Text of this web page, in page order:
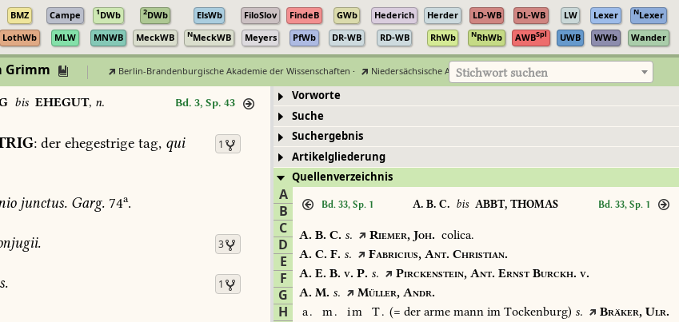
BMZ Campe 1DWb 2DWb ElsWb FiloSlov FindeB GWb Hederich Herder LD-WB DL-WB LW Lexer NLexer
LothWb MLW MNWB MeckWB NMeckWB Meyers PfWb DR-WB RD-WB RhWb NRhWb AWBSpl UWB WWb Wander
Grimm Berlin-Brandenburgische Akademie der Wissenschaften · Niedersächsische Akademie der Wissenschaften zu Göttingen
Stichwort suchen
bis EHEGUT, n. Bd. 3, Sp. 43
1
:derehegestrigetag, qui
junctus.Garg.74a.
3
1
Vorworte
Suche
Suchergebnis
Artikelgliederung
Quellenverzeichnis
A
B
C
D
E
F
G
H
Bd. 33, Sp. 1 A. B. C. bis ABBT, THOMAS Bd. 33, Sp. 1
A. B. C. s. Riemer, Joh. colica.
A. C. F. s. Fabricius, Ant. Christian.
A. E. B. v. P. s. Pirckenstein, Ant. ErnstBurckh. v.
A. M. s. Müller, Andr.
a.
m. im T. (= der arme mann im Tockenburg) s. Bräker, Ulr.